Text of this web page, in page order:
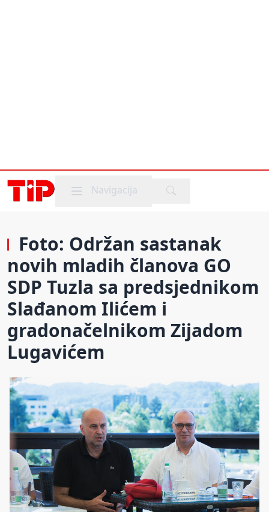
Mobile menu
Navigacija
Foto: Održan sastanak
novih mladih članova GO
SDP Tuzla sa predsjednikom
Slađanom Ilićem i
gradonačelnikom Zijadom
Lugavićem